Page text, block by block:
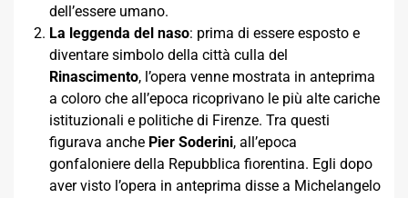
dell’essere umano.
La leggenda del naso: prima di essere esposto e
diventare simbolo della città culla del
Rinascimento, l’opera venne mostrata in anteprima
a coloro che all’epoca ricoprivano le più alte cariche
istituzionali e politiche di Firenze. Tra questi
figurava anche Pier Soderini, all’epoca
gonfaloniere della Repubblica fiorentina. Egli dopo
aver visto l’opera in anteprima disse a Michelangelo